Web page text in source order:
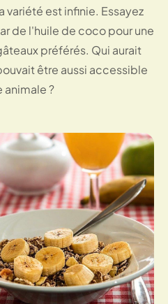
variété est infinie. Essayez
de l'huile de coco pour une
préférés. Qui aurait
être aussi accessible
animale ?